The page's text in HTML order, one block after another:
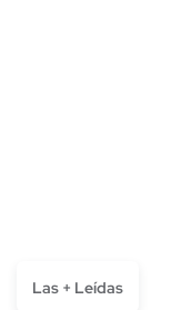
Las + Leídas